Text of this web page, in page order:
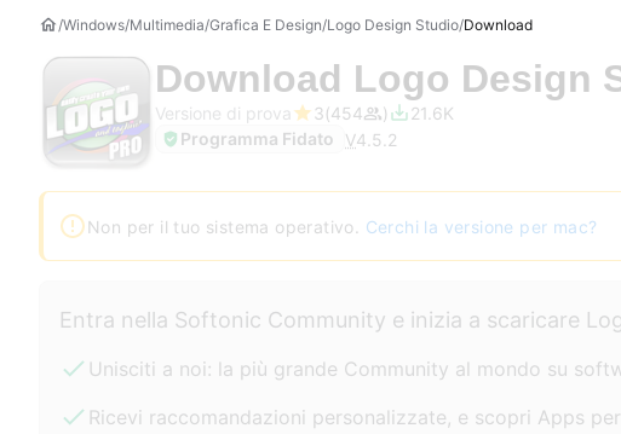
Windows Multimedia Grafica E Design Logo Design Studio Download
Download Logo Design
Versione di prova
3 454
21.6K
Programma Fidato
V4.5.2
Non per il tuo sistema operativo. Cerchi la versione per mac?
Entra nella Softonic Community e inizia a scaricare
Unisciti a noi: la più grande Community al mondo su
Ricevi raccomandazioni personalizzate, e scopri Apps